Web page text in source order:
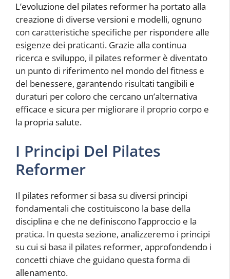
L’evoluzione del pilates reformer ha portato alla
creazione di diverse versioni e modelli, ognuno
con caratteristiche specifiche per rispondere alle
esigenze dei praticanti. Grazie alla continua
ricerca e sviluppo, il pilates reformer è diventato
un punto di riferimento nel mondo del fitness e
del benessere, garantendo risultati tangibili e
duraturi per coloro che cercano un’alternativa
efficace e sicura per migliorare il proprio corpo e
la propria salute.
I Principi Del Pilates
Reformer
Il pilates reformer si basa su diversi principi
fondamentali che costituiscono la base della
disciplina e che ne definiscono l’approccio e la
pratica. In questa sezione, analizzeremo i principi
su cui si basa il pilates reformer, approfondendo i
concetti chiave che guidano questa forma di
allenamento.